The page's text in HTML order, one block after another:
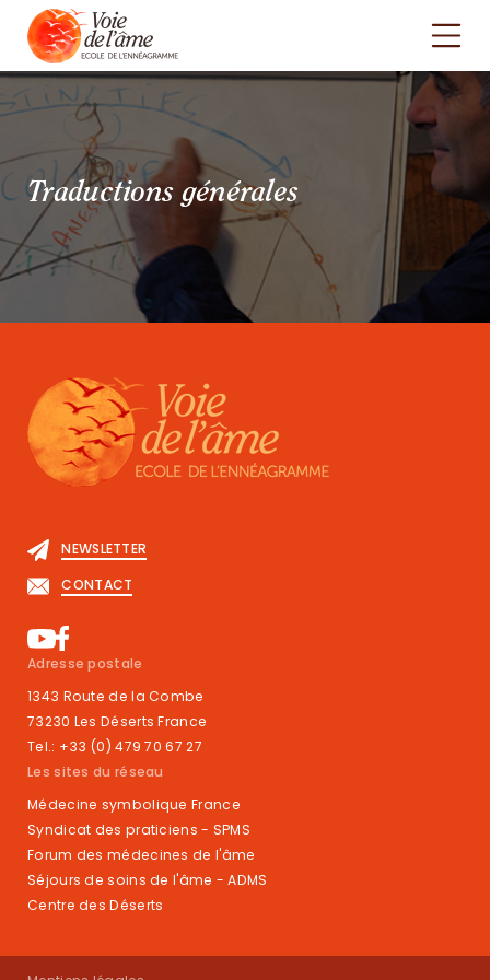
Traductions générales
NEWSLETTER
CONTACT
Adresse postale
1343 Route de la Combe
73230 Les Déserts France
Tel.: +33 (0) 479 70 67 27
Les sites du réseau
Médecine symbolique France
Syndicat des praticiens - SPMS
Forum des médecines de l'âme
Séjours de soins de l'âme - ADMS
Centre des Déserts